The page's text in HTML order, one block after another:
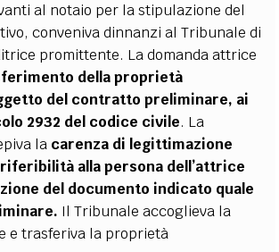
al notaio per la stipulazione del
conveniva dinnanzi al Tribunale di
promittente. La domanda attrice
della proprietà
del contratto preliminare, ai
2932 del codice civile. La
la carenza di legittimazione
riferibilità alla persona dell’attrice
del documento indicato quale
Il Tribunale accoglieva la
e trasferiva la proprietà